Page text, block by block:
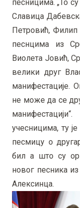
песницима. „То
Славица
Петровић,
песнцима из
Виолета Јовић,
велики друг
манифестације.
не може да се
учесницима, ту
песмицу о
бил а што су
новог песника
Алексинца.